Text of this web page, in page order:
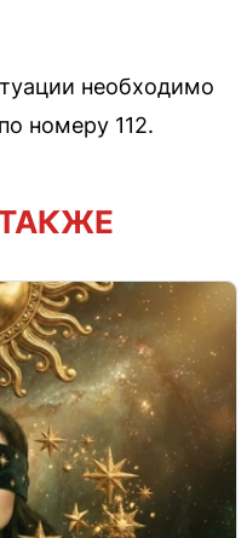
необходимо
номеру 112.